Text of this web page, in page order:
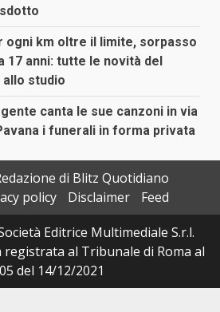
ogni km oltre il limite, sorpasso
17 anni: tutte le novità del
allo studio
canta le sue canzoni in via
i funerali in forma privata
di Blitz Quotidiano
policy Disclaimer
Feed
Editrice Multimediale S.r.l.
al Tribunale di Roma al
del 14/12/2021